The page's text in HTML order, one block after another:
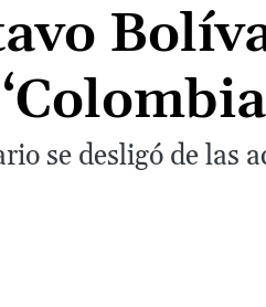
se desligó de las